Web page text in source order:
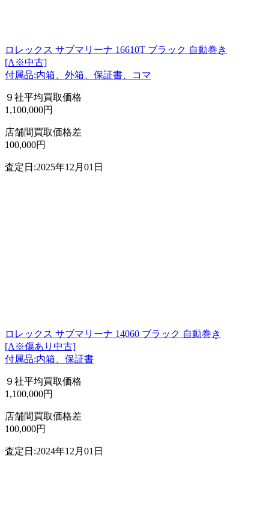
ロレックス サブマリーナ 16610T ブラック 自動巻き
[A※中古]
付属品:内箱、外箱、保証書、コマ
９社平均買取価格
1,100,000円
店舗間買取価格差
100,000円
査定日:2025年12月01日
ロレックス サブマリーナ 14060 ブラック 自動巻き
[A※傷あり中古]
付属品:内箱、保証書
９社平均買取価格
1,100,000円
店舗間買取価格差
100,000円
査定日:2024年12月01日